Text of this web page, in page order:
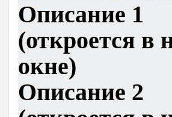
Описание 1
(откроется в
окне)
Описание 2